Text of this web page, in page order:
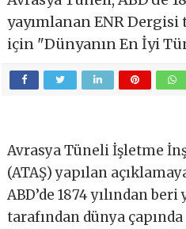
yayımlanan ENR Dergisi
için "Dünyanın En İyi
Avrasya Tüneli İşletme
(ATAŞ) yapılan
ABD’de 1874 yılından
tarafından dünya